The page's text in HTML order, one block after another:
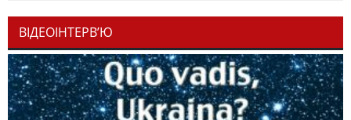
ВІДЕОІНТЕРВ’Ю